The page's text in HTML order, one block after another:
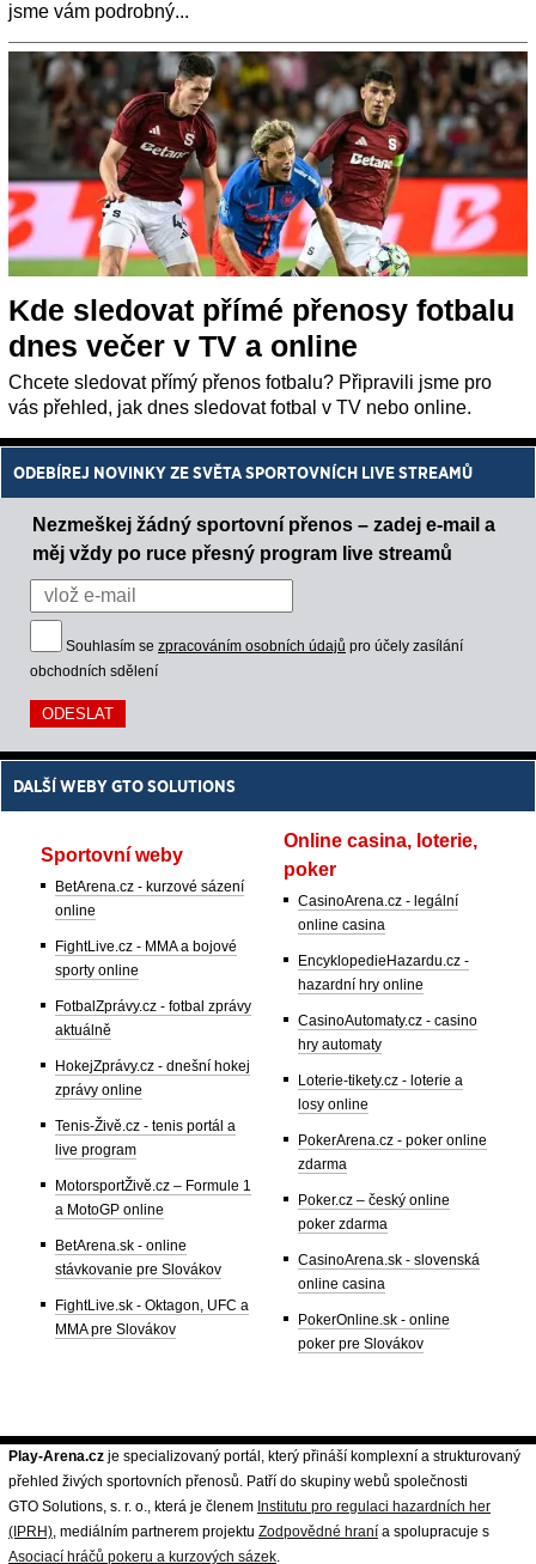
jsme vám podrobný...
Kde sledovat přímé přenosy fotbalu
dnes večer v TV a online
Chcete sledovat přímý přenos fotbalu? Připravili jsme pro
vás přehled, jak dnes sledovat fotbal v TV nebo online.
ODEBÍREJ NOVINKY ZE SVĚTA SPORTOVNÍCH LIVE STREAMŮ
Nezmeškej žádný sportovní přenos – zadej e-mail a
měj vždy po ruce přesný program live streamů
Souhlasím se zpracováním osobních údajů pro účely zasílání
obchodních sdělení
DALŠÍ WEBY GTO SOLUTIONS
Sportovní weby
BetArena.cz - kurzové sázení
online
FightLive.cz - MMA a bojové
sporty online
FotbalZprávy.cz - fotbal zprávy
aktuálně
HokejZprávy.cz - dnešní hokej
zprávy online
Tenis-Živě.cz - tenis portál a
live program
MotorsportŽivě.cz – Formule 1
a MotoGP online
BetArena.sk - online
stávkovanie pre Slovákov
FightLive.sk - Oktagon, UFC a
MMA pre Slovákov
Online casina, loterie,
poker
CasinoArena.cz - legální
online casina
EncyklopedieHazardu.cz -
hazardní hry online
CasinoAutomaty.cz - casino
hry automaty
Loterie-tikety.cz - loterie a
losy online
PokerArena.cz - poker online
zdarma
Poker.cz – český online
poker zdarma
CasinoArena.sk - slovenská
online casina
PokerOnline.sk - online
poker pre Slovákov
Play-Arena.cz je specializovaný portál, který přináší komplexní a strukturovaný
přehled živých sportovních přenosů. Patří do skupiny webů společnosti
GTO Solutions, s. r. o., která je členem Institutu pro regulaci hazardních her
(IPRH), mediálním partnerem projektu Zodpovědné hraní a spolupracuje s
Asociací hráčů pokeru a kurzových sázek.